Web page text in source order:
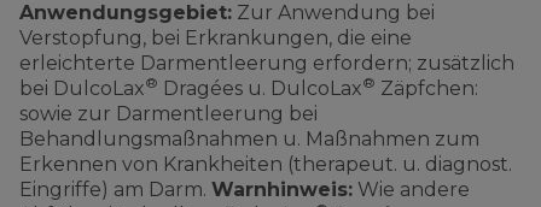
Anwendungsgebiet: Zur Anwendung bei
Verstopfung, bei Erkrankungen, die eine
erleichterte Darmentleerung erfordern; zusätzlich
bei DulcoLax® Dragées u. DulcoLax® Zäpfchen:
sowie zur Darmentleerung bei
Behandlungsmaßnahmen u. Maßnahmen zum
Erkennen von Krankheiten (therapeut. u. diagnost.
Eingriffe) am Darm. Warnhinweis: Wie andere